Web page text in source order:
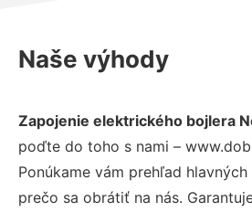
Naše výhody
Zapojenie elektrického bojlera
poďte do toho s nami –
Ponúkame vám prehľad
prečo sa obrátiť na nás.